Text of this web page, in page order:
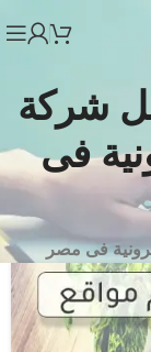
شركة
فى
فى مصر